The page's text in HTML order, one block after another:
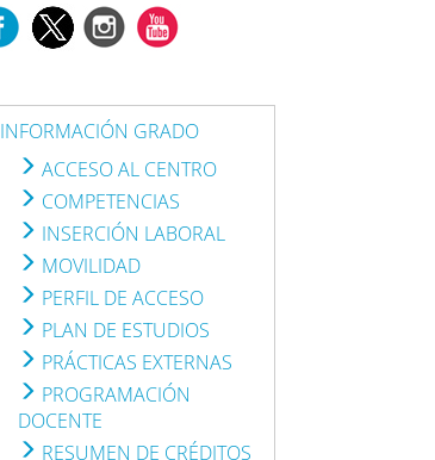
INFORMACIÓN GRADO
ACCESO AL CENTRO
COMPETENCIAS
INSERCIÓN LABORAL
MOVILIDAD
PERFIL DE ACCESO
PLAN DE ESTUDIOS
PRÁCTICAS EXTERNAS
PROGRAMACIÓN
DOCENTE
RESUMEN DE CRÉDITOS